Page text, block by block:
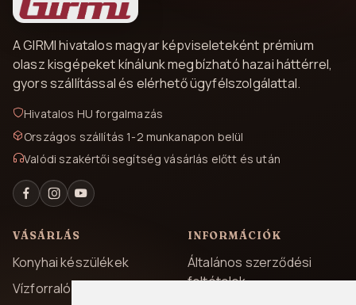
A GIRMI hivatalos magyar képviseleteként prémium
olasz kisgépeket kínálunk megbízható hazai háttérrel,
gyors szállítással és elérhető ügyfélszolgálattal.
Hivatalos HU forgalmazás
Országos szállítás 1-2 munkanapon belül
Valódi szakértői segítség vásárlás előtt és után
VÁSÁRLÁS
Konyhai készülékek
Vízforralók
INFORMÁCIÓK
Általános szerződési
feltételek